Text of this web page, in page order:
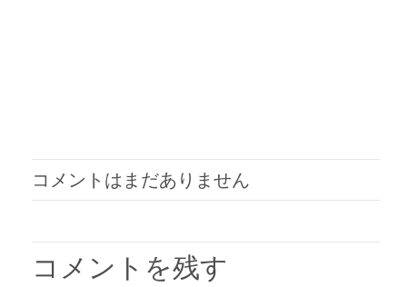
コメントはまだありません
コメントを残す